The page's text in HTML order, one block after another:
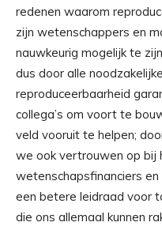
redenen waarom
zijn wetenschappers en
nauwkeurig mogelijk te
dus door alle
reproduceerbaarheid
collega’s om voort te
veld vooruit te helpen;
we ook vertrouwen op bij
wetenschapsfinanciers
een betere leidraad voor
die ons allemaal kunnen